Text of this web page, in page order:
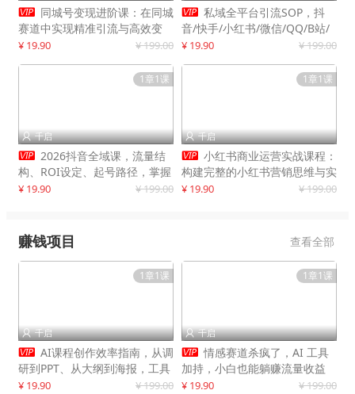
 同城号变现进阶课：在同城
赛道中实现精准引流与高效变
现，单店月引流成交额提升50%
¥ 19.90 ¥ 199.00
 私域全平台引流SOP，抖
音/快手/小红书/微信/QQ/B站/
闲鱼等，技术合集，高效转化公
¥ 19.90 ¥ 199.00
1章1课
 千启
 2026抖音全域课，流量结
构、ROI设定、起号路径，掌握
平台新规下利润最大化
¥ 19.90 ¥ 199.00
1章1课
 千启
 小红书商业运营实战课程：
构建完整的小红书营销思维与实
战能力，案例店铺月销破百万！
¥ 19.90 ¥ 199.00
赚钱项目 查看全部
1章1课
 千启
 AI课程创作效率指南，从调
研到PPT、从大纲到海报，工具
赋能，打造可持续变现产品线
¥ 19.90 ¥ 199.00
1章1课
 千启
 情感赛道杀疯了，AI 工具
加持，小白也能躺赚流量收益
¥ 19.90 ¥ 199.00